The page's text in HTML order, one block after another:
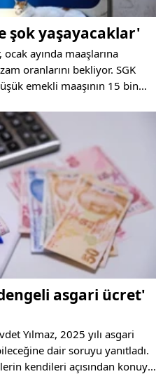
şok yaşayacaklar'
ayında maaşlarına
oranlarını bekliyor. SGK
emekli maaşının 15 bin
yaşayabileceğini belirtti.
asgari ücret'
Yılmaz, 2025 yılı asgari
dair soruyu yanıtladı.
kendileri açısından konuya